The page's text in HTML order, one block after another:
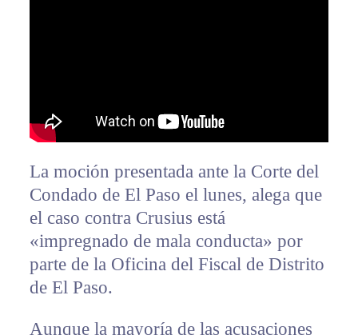
La moción presentada ante la Corte del
Condado de El Paso el lunes, alega que
el caso contra Crusius está
«impregnado de mala conducta» por
parte de la Oficina del Fiscal de Distrito
de El Paso.
Aunque la mayoría de las acusaciones